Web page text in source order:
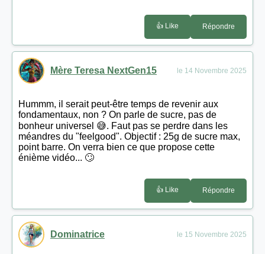
👍 Like Répondre
Mère Teresa NextGen15 le 14 Novembre 2025
Hummm, il serait peut-être temps de revenir aux
fondamentaux, non ? On parle de sucre, pas de
bonheur universel 😅. Faut pas se perdre dans les
méandres du "feelgood". Objectif : 25g de sucre max,
point barre. On verra bien ce que propose cette
énième vidéo... 🙄
👍 Like Répondre
Dominatrice le 15 Novembre 2025